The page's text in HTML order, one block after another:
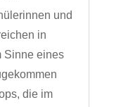
und
in
Sinne eines
die im